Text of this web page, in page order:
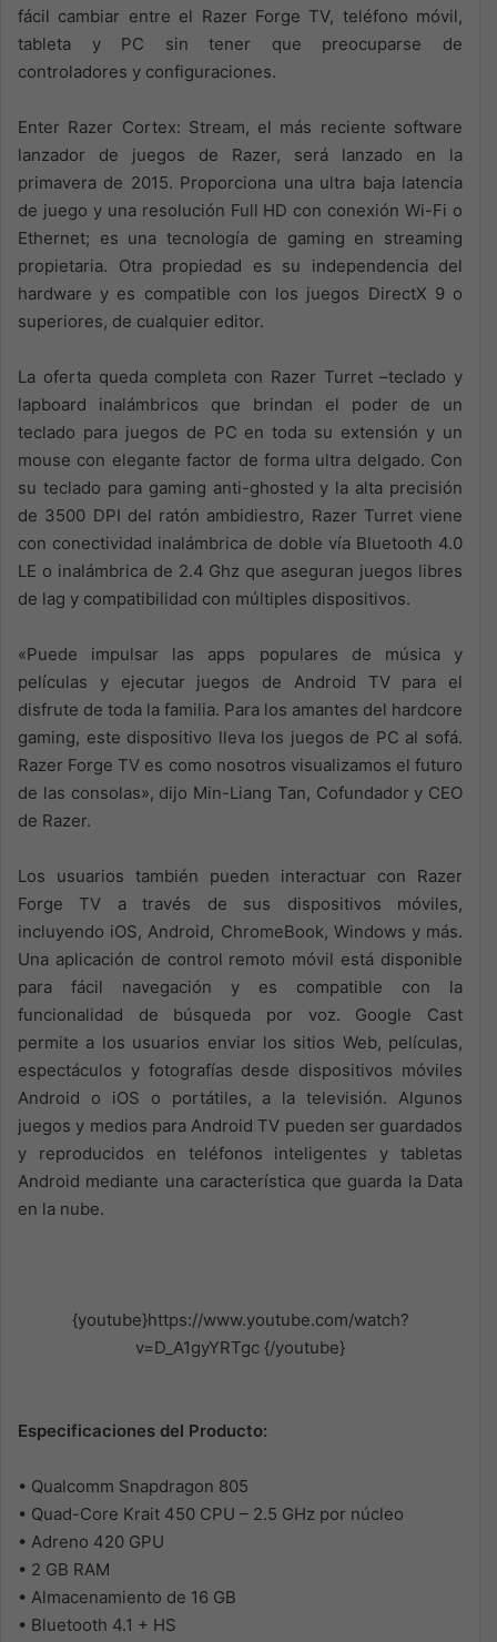
fácil cambiar entre el Razer Forge TV, teléfono móvil,
tableta y PC sin tener que preocuparse de
controladores y configuraciones.
Enter Razer Cortex: Stream, el más reciente software
lanzador de juegos de Razer, será lanzado en la
primavera de 2015. Proporciona una ultra baja latencia
de juego y una resolución Full HD con conexión Wi-Fi o
Ethernet; es una tecnología de gaming en streaming
propietaria. Otra propiedad es su independencia del
hardware y es compatible con los juegos DirectX 9 o
superiores, de cualquier editor.
La oferta queda completa con Razer Turret –teclado y
lapboard inalámbricos que brindan el poder de un
teclado para juegos de PC en toda su extensión y un
mouse con elegante factor de forma ultra delgado. Con
su teclado para gaming anti-ghosted y la alta precisión
de 3500 DPI del ratón ambidiestro, Razer Turret viene
con conectividad inalámbrica de doble vía Bluetooth 4.0
LE o inalámbrica de 2.4 Ghz que aseguran juegos libres
de lag y compatibilidad con múltiples dispositivos.
«Puede impulsar las apps populares de música y
películas y ejecutar juegos de Android TV para el
disfrute de toda la familia. Para los amantes del hardcore
gaming, este dispositivo lleva los juegos de PC al sofá.
Razer Forge TV es como nosotros visualizamos el futuro
de las consolas», dijo Min-Liang Tan, Cofundador y CEO
de Razer.
Los usuarios también pueden interactuar con Razer
Forge TV a través de sus dispositivos móviles,
incluyendo iOS, Android, ChromeBook, Windows y más.
Una aplicación de control remoto móvil está disponible
para fácil navegación y es compatible con la
funcionalidad de búsqueda por voz. Google Cast
permite a los usuarios enviar los sitios Web, películas,
espectáculos y fotografías desde dispositivos móviles
Android o iOS o portátiles, a la televisión. Algunos
juegos y medios para Android TV pueden ser guardados
y reproducidos en teléfonos inteligentes y tabletas
Android mediante una característica que guarda la Data
en la nube.
{youtube}https://www.youtube.com/watch?
v=D_A1gyYRTgc {/youtube}
Especificaciones del Producto:
• Qualcomm Snapdragon 805
• Quad-Core Krait 450 CPU – 2.5 GHz por núcleo
• Adreno 420 GPU
• 2 GB RAM
• Almacenamiento de 16 GB
• Bluetooth 4.1 + HS